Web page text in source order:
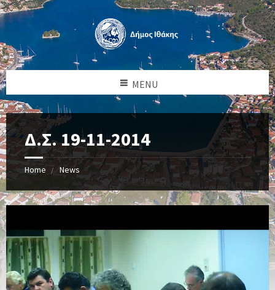
MENU
Δ.Σ. 19-11-2014
Home News